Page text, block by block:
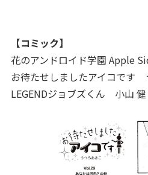
【コミック】
花のアンドロイド学園 Apple
お待たせしましたアイコです
LEGENDジョブズくん 小山 健